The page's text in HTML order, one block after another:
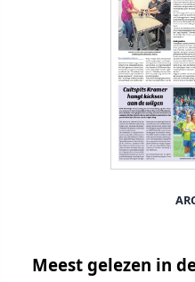
Meest gelezen in